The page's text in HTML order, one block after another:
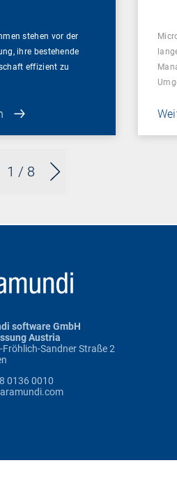
1 / 8
stehen vor der
ihre bestehende
effizient zu
software GmbH
Austria
Sandner Straße 2
0136 0010